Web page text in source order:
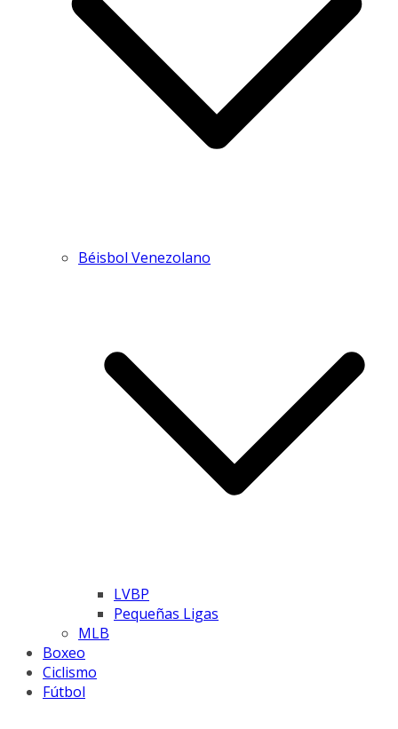
Béisbol Venezolano
LVBP
Pequeñas Ligas
MLB
Boxeo
Ciclismo
Fútbol